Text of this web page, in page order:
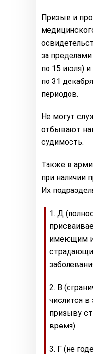
Призыв и
за
по 15 июля) и
по 31
периодов.
Не могут
отбывают
судимость.
Также в
при наличии
Их
Д
имеющим
В
числится в
призыву
время).
Г (не